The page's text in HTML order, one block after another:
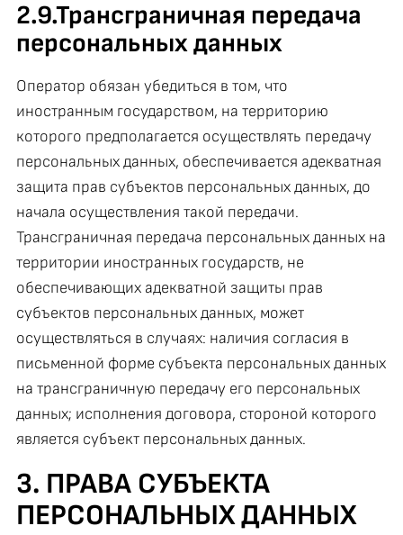
2.9.Трансграничная передача
персональных данных
Оператор обязан убедиться в том, что
иностранным государством, на территорию
которого предполагается осуществлять передачу
персональных данных, обеспечивается адекватная
защита прав субъектов персональных данных, до
начала осуществления такой передачи.
Трансграничная передача персональных данных на
территории иностранных государств, не
обеспечивающих адекватной защиты прав
субъектов персональных данных, может
осуществляться в случаях: наличия согласия в
письменной форме субъекта персональных данных
на трансграничную передачу его персональных
данных; исполнения договора, стороной которого
является субъект персональных данных.
3. ПРАВА СУБЪЕКТА
ПЕРСОНАЛЬНЫХ ДАННЫХ